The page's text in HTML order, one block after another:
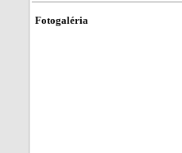
Fotogaléria